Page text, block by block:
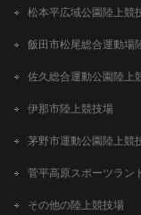
松本平広域公園陸上競
飯田市松尾総合運動場
佐久総合運動公園陸上
伊那市陸上競技場
茅野市運動公園陸上競
菅平高原スポーツラン
その他の陸上競技場